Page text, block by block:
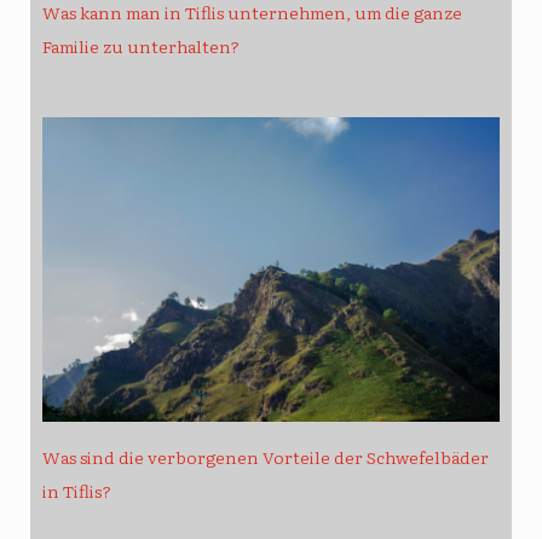
Was kann man in Tiflis unternehmen, um die ganze
Familie zu unterhalten?
Was sind die verborgenen Vorteile der Schwefelbäder
in Tiflis?